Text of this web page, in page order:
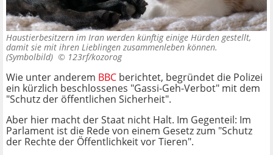
Haustierbesitzern im Iran werden künftig einige Hürden gestellt,
damit sie mit ihren Lieblingen zusammenleben können.
(Symbolbild) © 123rf/kozorog
Wie unter anderem BBC berichtet, begründet die Polizei
ein kürzlich beschlossenes "Gassi-Geh-Verbot" mit dem
"Schutz der öffentlichen Sicherheit".
Aber hier macht der Staat nicht Halt. Im Gegenteil: Im
Parlament ist die Rede von einem Gesetz zum "Schutz
der Rechte der Öffentlichkeit vor Tieren".